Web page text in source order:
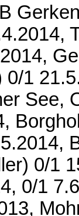
0/1
See,
0/1
0/1